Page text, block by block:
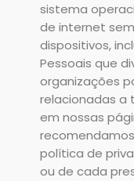
sistema
de internet
dispositivos,
Pessoais que
organizações
relacionadas a
em nossas
política de
ou de cada